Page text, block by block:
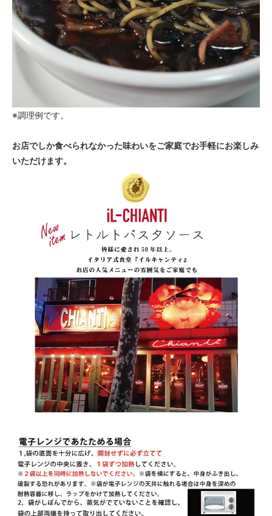
※調理例です。
お店でしか食べられなかった味わいをご家庭でお手軽にお楽しみ
いただけます。